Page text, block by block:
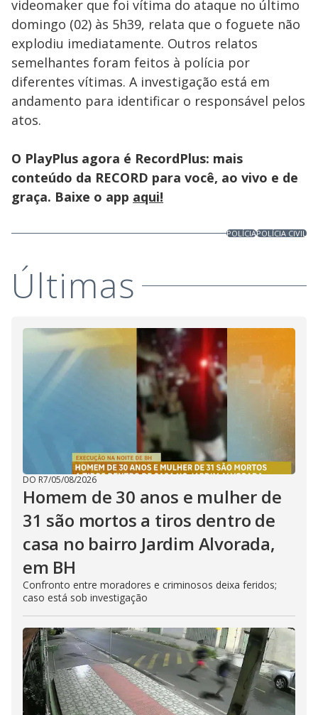
videomaker que foi vítima do ataque no último
domingo (02) às 5h39, relata que o foguete não
explodiu imediatamente. Outros relatos
semelhantes foram feitos à polícia por
diferentes vítimas. A investigação está em
andamento para identificar o responsável pelos
atos.
O PlayPlus agora é RecordPlus: mais
conteúdo da RECORD para você, ao vivo e de
graça. Baixe o app aqui!
POLÍCIAPOLÍCIA CIVIL
Últimas
DO R7/05/08/2026
Homem de 30 anos e mulher de
31 são mortos a tiros dentro de
casa no bairro Jardim Alvorada,
em BH
Confronto entre moradores e criminosos deixa feridos;
caso está sob investigação